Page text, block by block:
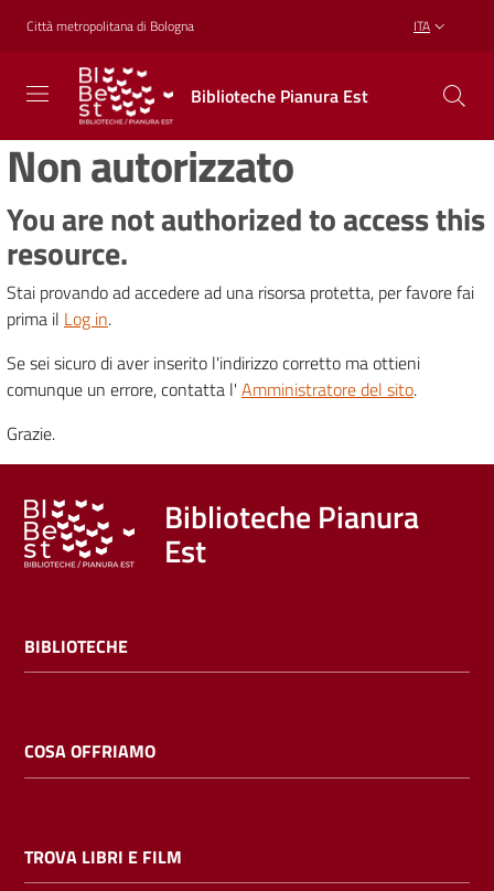
Vai al contenuto
Vai alla navigazione
Vai al footer
Città metropolitana di Bologna ITA
Biblioteche Pianura Est
Biblioteche
Pianura
Est
CONOSCERE,
CREARE,
Biblioteche
Cosa
offriamo
Trova
libri
e
film
Calendario
Non autorizzato
You are not authorized to access this
resource.
Stai provando ad accedere ad una risorsa protetta, per favore fai
prima il Log in.
Se sei sicuro di aver inserito l'indirizzo corretto ma ottieni
comunque un errore, contatta l' Amministratore del sito.
Grazie.
Biblioteche Pianura
Est
BIBLIOTECHE
COSA OFFRIAMO
TROVA LIBRI E FILM